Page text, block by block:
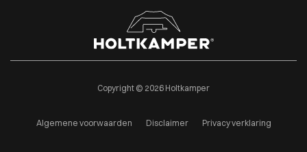
Copyright © 2026 Holtkamper
Algemene voorwaarden Disclaimer Privacy verklaring